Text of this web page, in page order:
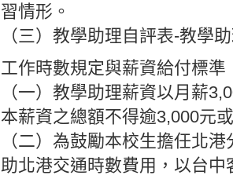
習情形。
（三）教學助理自評表-教學
工作時數規定與薪資給付標準
（一）教學助理薪資以月薪
本薪資之總額不得逾3,000元
（二）為鼓勵本校生擔任北
助北港交通時數費用，以台